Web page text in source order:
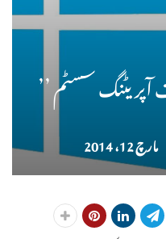
آپریٹنگ سسٹم ’’
مارچ 12، 2014